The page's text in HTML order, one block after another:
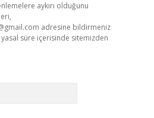
aykırı olduğunu
adresine bildirmeniz
süre içerisinde sitemizden